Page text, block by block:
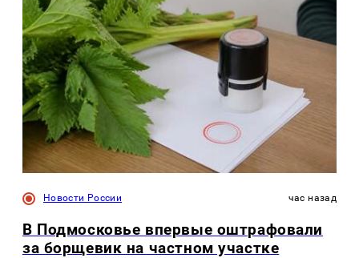
Новости России час назад
В Подмосковье впервые оштрафовали
за борщевик на частном участке